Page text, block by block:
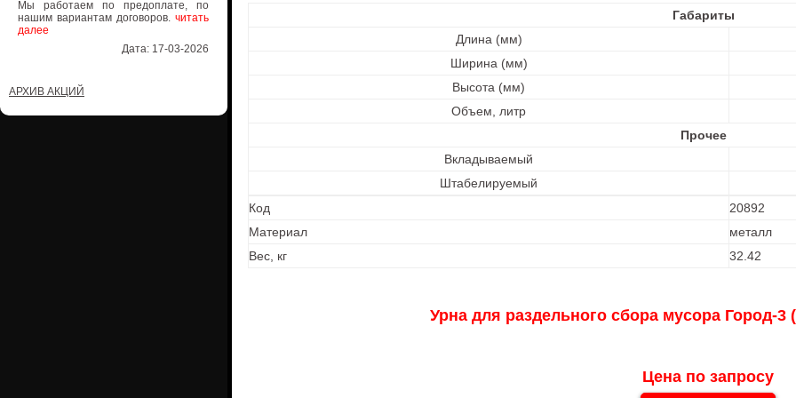
Мы работаем по предоплате, по
нашим вариантам договоров. читать
далее
Дата: 17-03-2026
АРХИВ АКЦИЙ
Габариты
Длина (мм)
Ширина (мм)
Высота (мм)
Объем, литр
Прочее
Вкладываемый
Штабелируемый
Код
20892
Материал
металл
Вес, кг
32.42
Урна для раздельного сбора мусора Город-3
Цена по запросу